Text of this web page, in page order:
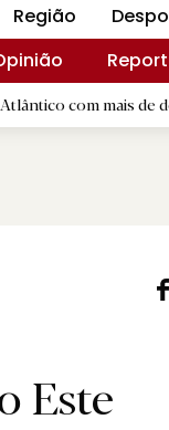
Região
de dois mil atletas
Este